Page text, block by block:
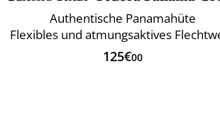
Authentische Panamahüte
Flexibles und atmungsaktives
125€00